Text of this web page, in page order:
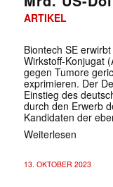
ARTIKEL
Biontech SE
Wirkstoff-Konjugat
gegen Tumore
exprimieren. Der
Einstieg des
durch den Erwerb
Kandidaten der
Weiterlesen
13. OKTOBER 2023